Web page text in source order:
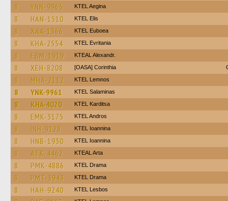
8 YNN-9965 KTEL Aegina
8 HAN-1510 KTEL Elis
8 XAA-1366 ΚΤΕL Euboea
8 KHA-2554 ΚΤΕL Evritania
8 EBM-1919 KTEAL Alexandr.
8 XEH-8208 [OASA] Corinthia
8 MHA-2112 KTEL Lemnos
8 YNK-9961 KTEL Salaminas
8 KHA-4020 ΚΤΕL Karditsa
8 EMK-3175 KTEL Andros
8 INH-9128 KTEL Ioannina
8 HNB-1930 KTEL Ioannina
8 ATK-4462 KTEAL Arta
8 PMK-4886 KTEL Drama
8 PMT-3943 KTEL Drama
8 HAH-9240 KTEL Lesbos